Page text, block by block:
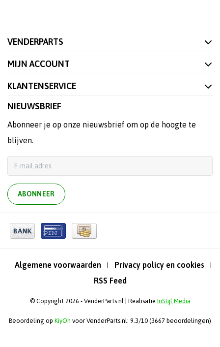
VENDERPARTS
MIJN ACCOUNT
KLANTENSERVICE
NIEUWSBRIEF
Abonneer je op onze nieuwsbrief om op de hoogte te
blijven.
ABONNEER
Algemene voorwaarden | Privacy policy en cookies |
RSS Feed
© Copyright 2026 - VenderParts.nl | Realisatie InStijl Media
Beoordeling op KiyOh voor VenderParts.nl: 9.3/10 (3667 beoordelingen)